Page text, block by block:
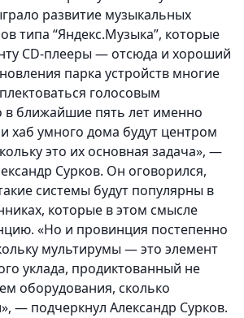
развитие музыкальных
типа “Яндекс.Музыка”, которые
CD-плееры — отсюда и хороший
парка устройств многие
голосовым
ближайшие пять лет именно
хаб умного дома будут центром
это их основная задача», —
Сурков. Он оговорился,
системы будут популярны в
которые в этом смысле
«Но и провинция постепенно
мультирумы — это элемент
уклада, продиктованный не
оборудования, сколько
— подчеркнул Александр Сурков.